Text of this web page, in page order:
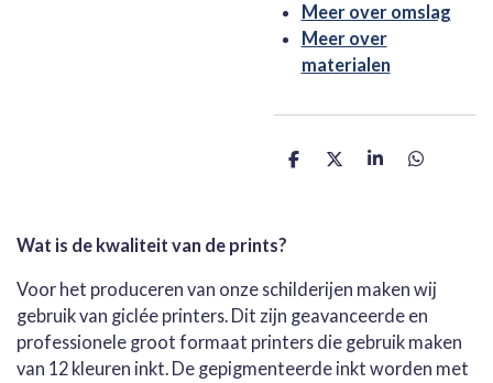
Meer over omslag
Meer over
materialen
D
D
S
D
Wat is de kwaliteit van de prints?
Voor het produceren van onze schilderijen maken wij
gebruik van giclée printers. Dit zijn geavanceerde en
professionele groot formaat printers die gebruik maken
van 12 kleuren inkt. De gepigmenteerde inkt worden met